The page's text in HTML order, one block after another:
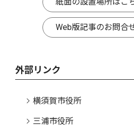
Web版記事のお問合
外部リンク
横須賀市役所
三浦市役所